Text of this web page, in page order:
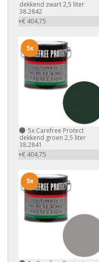
dekkend zwart 2,5 liter
38.2842
+€ 404,75
5x Carefree Protect
dekkend groen 2,5 liter
38.2841
+€ 404,75
5x
5x